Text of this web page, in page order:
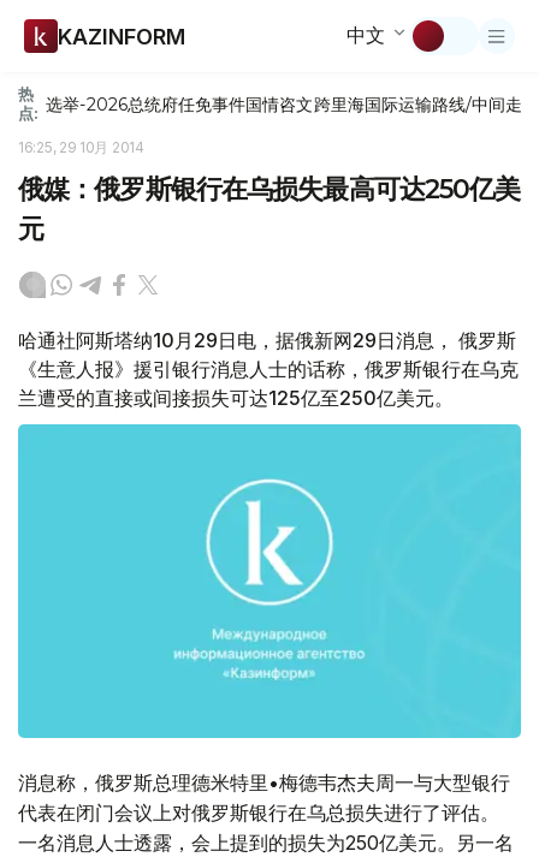
KAZINFORM 中文
热
点: 选举-2026总统府任免事件国情咨文跨里海国际运输路线/中间走廊
16:25, 29 10月 2014
俄媒：俄罗斯银行在乌损失最高可达250亿美
元
哈通社阿斯塔纳10月29日电，据俄新网29日消息， 俄罗斯
《生意人报》援引银行消息人士的话称，俄罗斯银行在乌克
兰遭受的直接或间接损失可达125亿至250亿美元。
消息称，俄罗斯总理德米特里•梅德韦杰夫周一与大型银行
代表在闭门会议上对俄罗斯银行在乌总损失进行了评估。
一名消息人士透露，会上提到的损失为250亿美元。另一名